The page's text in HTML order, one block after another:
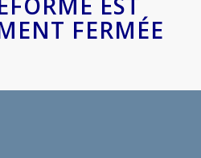
FERMÉE